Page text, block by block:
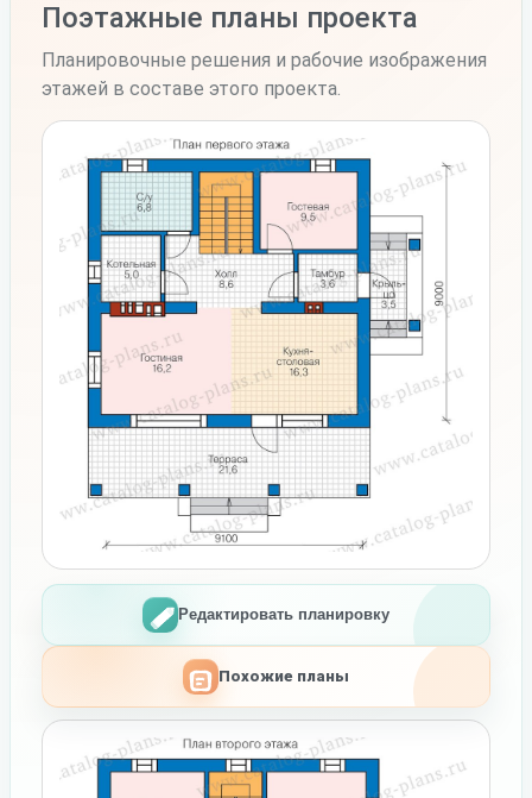
Поэтажные планы проекта
Планировочные решения и рабочие изображения
этажей в составе этого проекта.
Редактировать планировку
Похожие планы